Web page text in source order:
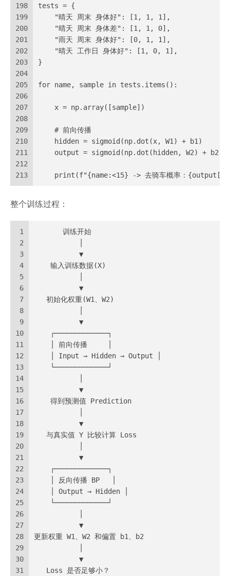
198
199
200
201
202
203
204
205
206
207
208
209
210
211
212
213
tests = {
    "晴天 周末 身体好": [1, 1, 1],
    "晴天 周末 身体差": [1, 1, 0],
    "雨天 周末 身体好": [0, 1, 1],
    "晴天 工作日 身体好": [1, 0, 1],
}
for name, sample in tests.items():
    x = np.array([sample])
    # 前向传播
    hidden = sigmoid(np.dot(x, W1) + b1)
    output = sigmoid(np.dot(hidden, W2) + b2)
print(f"{name:<15} -> 去骑车概率：
整个训练过程：
1
2
3
4
5
6
7
8
9
10
11
12
13
14
15
16
17
18
19
20
21
22
23
24
25
26
27
28
29
30
31
       训练开始
           ▼
    输入训练数据(X)
           ▼
   初始化权重(W1、W2)
           ▼
    ┌─────────────┐
    │ 前向传播     │
    │ Input → Hidden → Output │
    └─────────────┘
           ▼
    得到预测值 Prediction
           ▼
   与真实值 Y 比较计算 Loss
           ▼
    ┌─────────────┐
    │ 反向传播 BP   │
    │ Output → Hidden │
    └─────────────┘
           ▼
更新权重 W1、W2 和偏置 b1、b2
           ▼
   Loss 是否足够小？